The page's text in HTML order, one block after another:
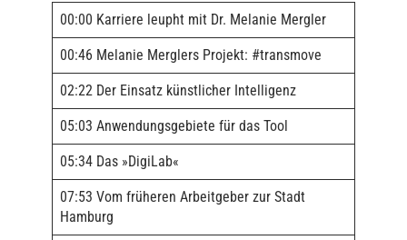
00:00 Karriere leupht mit Dr. Melanie Mergler
00:46 Melanie Merglers Projekt: #transmove
02:22 Der Einsatz künstlicher Intelligenz
05:03 Anwendungsgebiete für das Tool
05:34 Das »DigiLab«
07:53 Vom früheren Arbeitgeber zur Stadt
Hamburg